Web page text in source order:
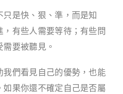
是快、狠、準，而是知
有些人需要等待；有些問
要被聽見。
我們看見自己的優勢，也能
果你還不確定自己是否屬